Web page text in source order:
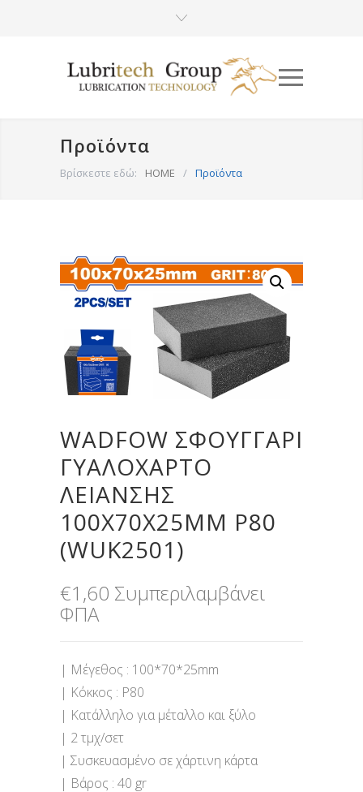
Προϊόντα
Βρίσκεστε εδώ: HOME / Προϊόντα
WADFOW ΣΦΟΥΓΓΑΡΙ
ΓΥΑΛΟΧΑΡΤΟ
ΛΕΙΑΝΣΗΣ
100Χ70Χ25MM P80
(WUK2501)
€1,60 Συμπεριλαμβάνει
ΦΠΑ
| Μέγεθος : 100*70*25mm
| Κόκκος : P80
| Κατάλληλο για μέταλλο και ξύλο
| 2 τμχ/σετ
| Συσκευασμένο σε χάρτινη κάρτα
| Βάρος : 40 gr